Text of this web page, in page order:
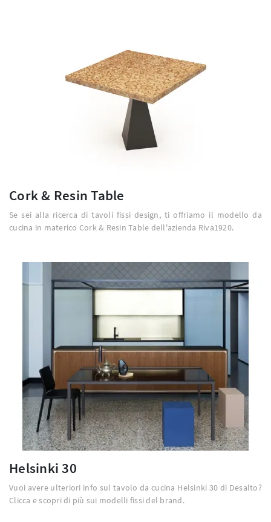
Cork & Resin Table
Se sei alla ricerca di tavoli fissi design, ti offriamo il modello da
cucina in materico Cork & Resin Table dell'azienda Riva1920.
Helsinki 30
Vuoi avere ulteriori info sul tavolo da cucina Helsinki 30 di Desalto?
Clicca e scopri di più sui modelli fissi del brand.